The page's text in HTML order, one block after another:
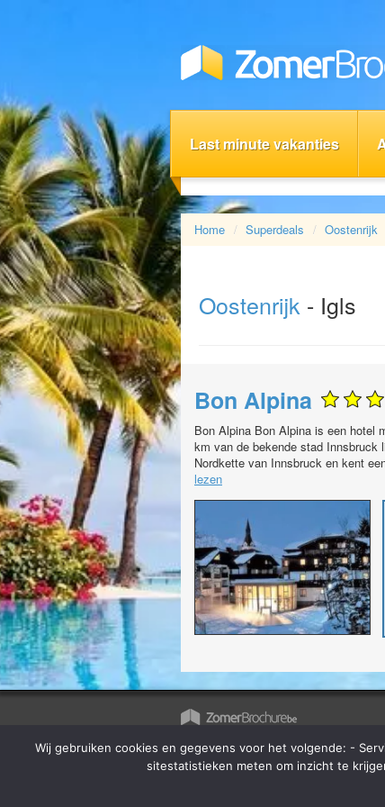
Last minute vakanties
Home Superdeals Oostenrijk
Oostenrijk - Igls
Bon Alpina
Bon Alpina Bon Alpina is een hotel
km van de bekende stad Innsbruck
Nordkette van Innsbruck en kent
lezen
Op zomerbrochure.be kan je terecht
bestellen van reisbrochures, het
aanbod van vele reisorganisaties en
Wij gebruiken cookies en gegevens voor het volgende: -
sitestatistieken meten om inzicht te